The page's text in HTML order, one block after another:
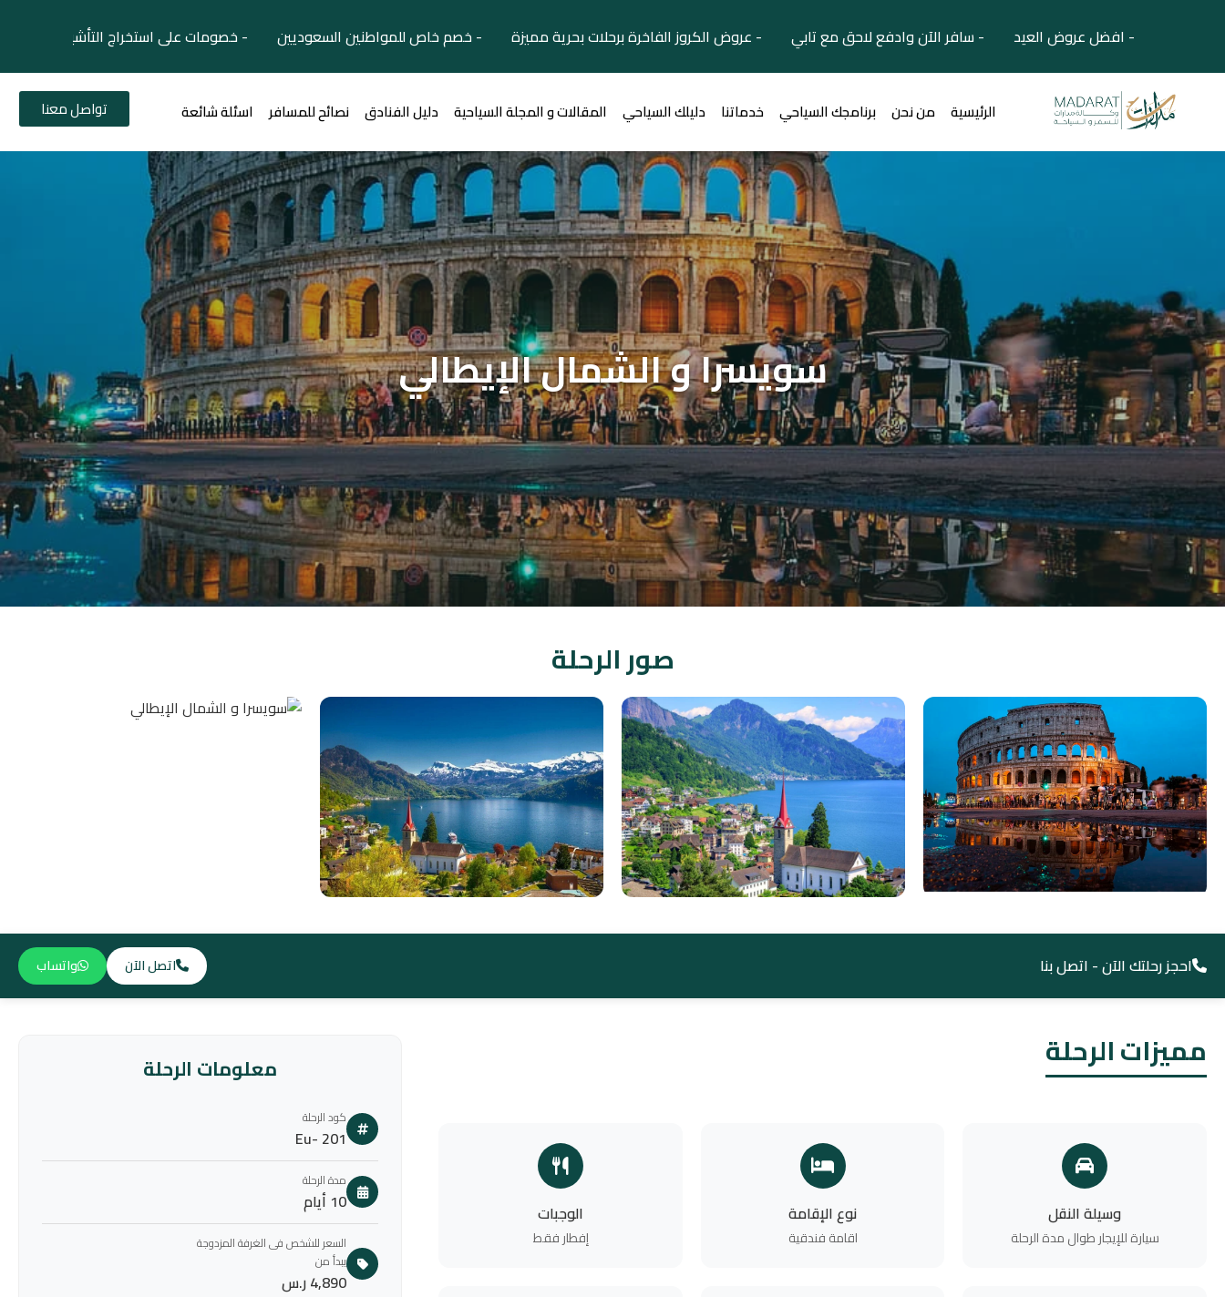
- افضل عروض العيد - سافر الآن وادفع لاحق مع تابي - عروض الكروز الفاخرة برحلات بحرية مميزة - خصم خاص للمواطنين السعوديين - خصومات على استخراج التأشيرات
الرئيسية من نحن برنامجك السياحي خدماتنا دليلك السياحي المقالات و المجلة السياحية دليل الفنادق نصائح للمسافر اسئلة شائعة تواصل معنا
سويسرا و الشمال الإيطالي
صور الرحلة
احجز رحلتك الآن - اتصل بنا اتصل الآن واتساب
مميزات الرحلة
وسيلة النقل
سيارة للإيجار طوال مدة الرحلة
نوع الإقامة
اقامة فندقية
الوجبات
إفطار فقط
معلومات الرحلة
كود الرحلة
Eu- 201
مدة الرحلة
10 أيام
السعر للشخص فى الغرفة المزدوجة
يبدأ من
4,890 ر.س